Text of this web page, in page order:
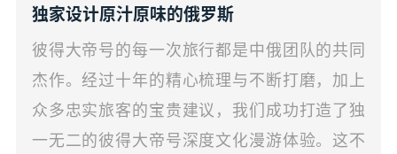
独家设计原汁原味的俄罗斯
彼得大帝号的每一次旅行都是中俄团队的共同
杰作。经过十年的精心梳理与不断打磨，加上
众多忠实旅客的宝贵建议，我们成功打造了独
一无二的彼得大帝号深度文化漫游体验。这不